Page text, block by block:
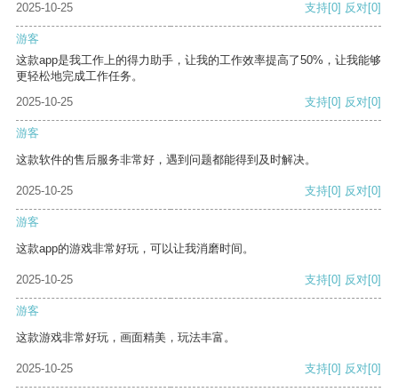
2025-10-25 支持[0] 反对[0]
游客
这款app是我工作上的得力助手，让我的工作效率提高了50%，让我能够
更轻松地完成工作任务。
2025-10-25
支持[0] 反对[0]
游客
这款软件的售后服务非常好，遇到问题都能得到及时解决。
2025-10-25 支持[0] 反对[0]
游客
这款app的游戏非常好玩，可以让我消磨时间。
2025-10-25 支持[0] 反对[0]
游客
这款游戏非常好玩，画面精美，玩法丰富。
2025-10-25 支持[0] 反对[0]